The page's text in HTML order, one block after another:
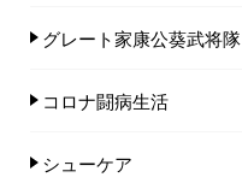
グレート家康公葵武将隊
コロナ闘病生活
シューケア